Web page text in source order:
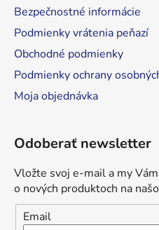
Bezpečnostné informácie
Podmienky vrátenia peňazí
Obchodné podmienky
Podmienky ochrany
Moja objednávka
Odoberať newsletter
Vložte svoj e-mail a my
o nových produktoch na
Email